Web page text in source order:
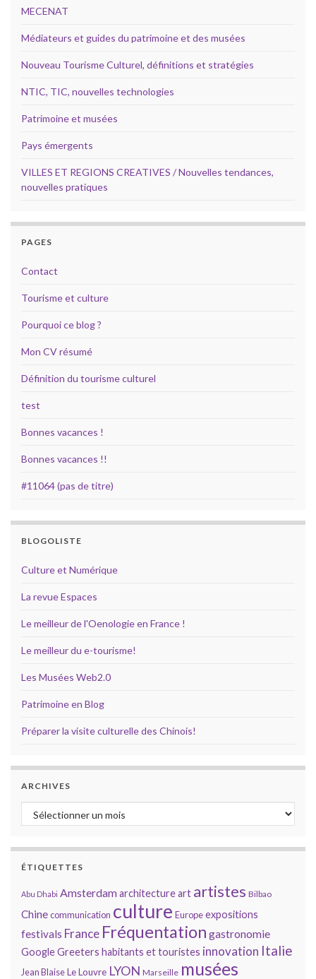
MECENAT
Médiateurs et guides du patrimoine et des musées
Nouveau Tourisme Culturel, définitions et stratégies
NTIC, TIC, nouvelles technologies
Patrimoine et musées
Pays émergents
VILLES ET REGIONS CREATIVES / Nouvelles tendances,
nouvelles pratiques
PAGES
Contact
Tourisme et culture
Pourquoi ce blog ?
Mon CV résumé
Définition du tourisme culturel
test
Bonnes vacances !
Bonnes vacances !!
#11064 (pas de titre)
BLOGOLISTE
Culture et Numérique
La revue Espaces
Le meilleur de l'Oenologie en France !
Le meilleur du e-tourisme!
Les Musées Web2.0
Patrimoine en Blog
Préparer la visite culturelle des Chinois!
ARCHIVES
Archives
ÉTIQUETTES
Abu Dhabi Amsterdamarchitectureart artistes Bilbao
Chinecommunication culture Europeexpositions
festivals France Fréquentation gastronomie
GoogleGreeters habitants et touristes innovation Italie
Jean BlaiseLe Louvre LYON Marseille musées